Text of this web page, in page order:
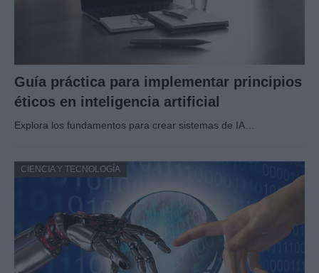
Guía práctica para implementar principios
éticos en inteligencia artificial
Explora los fundamentos para crear sistemas de IA…
CIENCIA Y TECNOLOGÍA